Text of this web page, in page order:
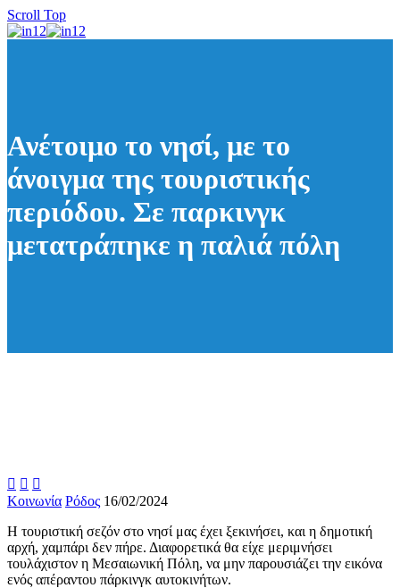
Scroll Top
Ανέτοιμο το νησί, με το
άνοιγμα της τουριστικής
περιόδου. Σε παρκινγκ
μετατράπηκε η παλιά πόλη
  
Κοινωνία Ρόδος 16/02/2024
Η τουριστική σεζόν στο νησί μας έχει ξεκινήσει, και η δημοτική
αρχή, χαμπάρι δεν πήρε. Διαφορετικά θα είχε μεριμνήσει
τουλάχιστον η Μεσαιωνική Πόλη, να μην παρουσιάζει την εικόνα
ενός απέραντου πάρκινγκ αυτοκινήτων.